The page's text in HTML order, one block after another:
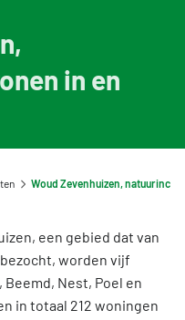
fabrikanten
of opsteller
in de NMD
& LCA's
in en
een gebied dat van
worden vijf
Nest, Poel en
in totaal 212 woningen